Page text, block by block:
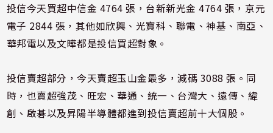
投信今天買超中信金 4764 張，台新新光金 4764 張，京元
電子 2844 張，其他如欣興、光寶科、聯電、神基、南亞、
華邦電以及文曄都是投信買超對象。
投信賣超部分，今天賣超玉山金最多，減碼 3088 張。同
時，也賣超強茂、旺宏、華通、統一、台灣大、遠傳、緯
創、啟碁以及昇陽半導體都進到投信賣超前十大個股。